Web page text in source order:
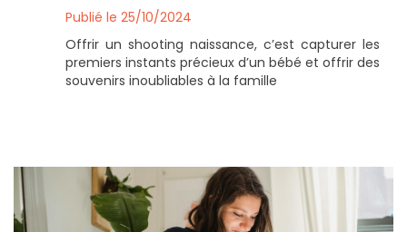
Publié le 25/10/2024
Offrir un shooting naissance, c’est capturer les
premiers instants précieux d’un bébé et offrir des
souvenirs inoubliables à la famille